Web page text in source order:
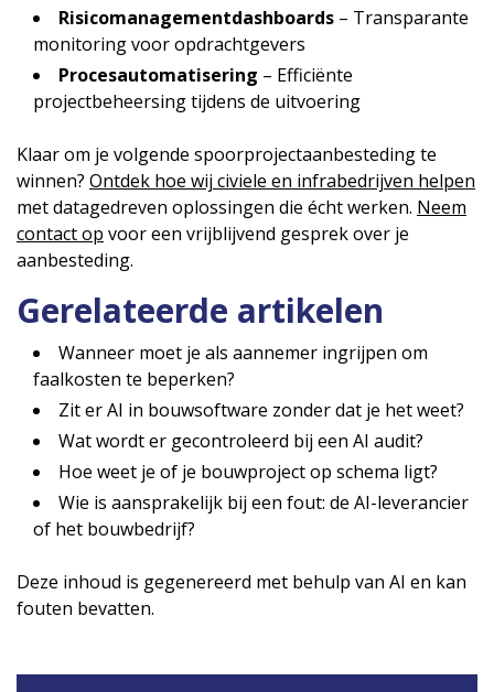
Risicomanagementdashboards – Transparante
monitoring voor opdrachtgevers
Procesautomatisering – Efficiënte
projectbeheersing tijdens de uitvoering
Klaar om je volgende spoorprojectaanbesteding te
winnen? Ontdek hoe wij civiele en infrabedrijven helpen
met datagedreven oplossingen die écht werken. Neem
contact op voor een vrijblijvend gesprek over je
aanbesteding.
Gerelateerde artikelen
Wanneer moet je als aannemer ingrijpen om
faalkosten te beperken?
Zit er AI in bouwsoftware zonder dat je het weet?
Wat wordt er gecontroleerd bij een AI audit?
Hoe weet je of je bouwproject op schema ligt?
Wie is aansprakelijk bij een fout: de AI-leverancier
of het bouwbedrijf?
Deze inhoud is gegenereerd met behulp van AI en kan
fouten bevatten.